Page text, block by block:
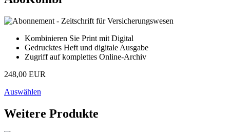
Kombinieren Sie Print mit Digital
Gedrucktes Heft und digitale Ausgabe
Zugriff auf komplettes Online-Archiv
248,00 EUR
Auswählen
Weitere Produkte